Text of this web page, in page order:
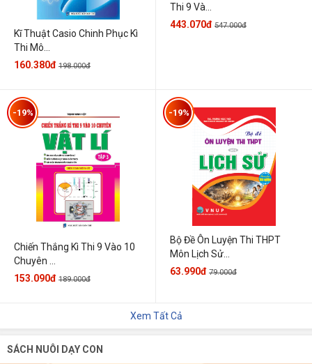
Kĩ Thuật Casio Chinh Phục Kì
Thi Mô...
160.380đ 198.000đ
Thi 9 Và...
443.070đ 547.000đ
Chiến Thắng Kì Thi 9 Vào 10
Chuyên ...
-19%
153.090đ 189.000đ
Bộ Đề Ôn Luyện Thi THPT
Môn Lịch Sử...
-19%
63.990đ 79.000đ
Xem Tất Cả
SÁCH NUÔI DẠY CON